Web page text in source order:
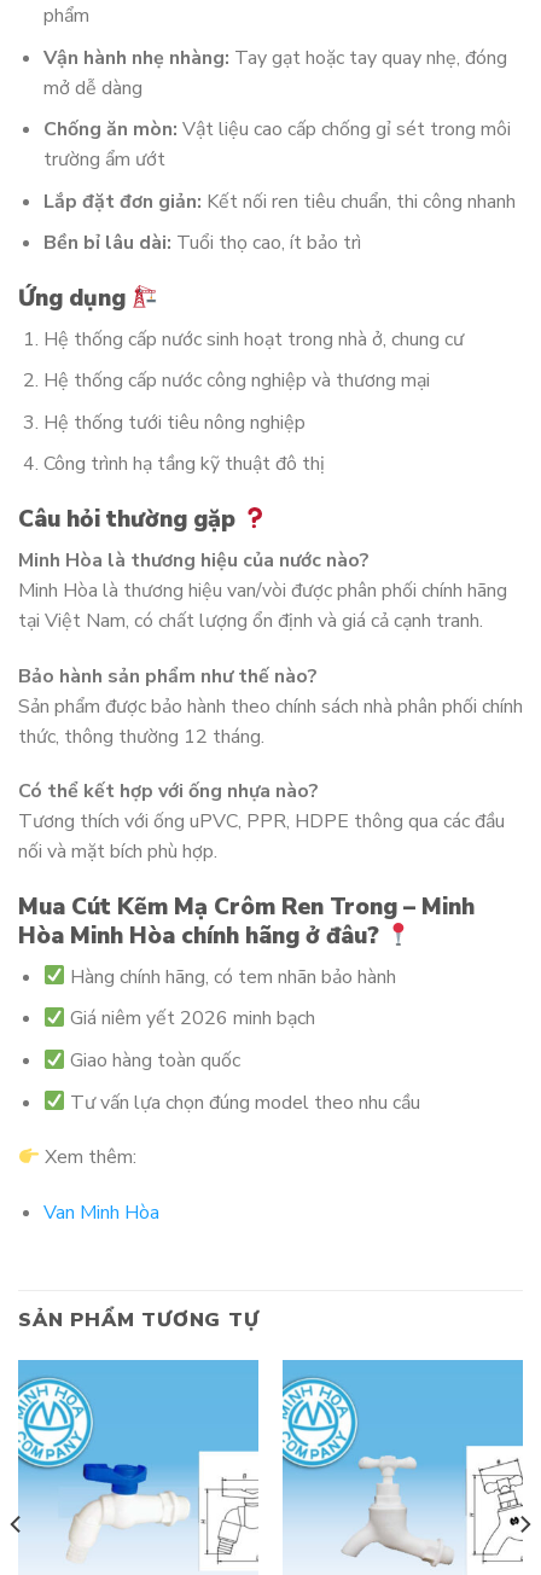
phẩm
Vận hành nhẹ nhàng: Tay gạt hoặc tay quay nhẹ, đóng
mở dễ dàng
Chống ăn mòn: Vật liệu cao cấp chống gỉ sét trong môi
trường ẩm ướt
Lắp đặt đơn giản: Kết nối ren tiêu chuẩn, thi công nhanh
Bền bỉ lâu dài: Tuổi thọ cao, ít bảo trì
Ứng dụng
Hệ thống cấp nước sinh hoạt trong nhà ở, chung cư
Hệ thống cấp nước công nghiệp và thương mại
Hệ thống tưới tiêu nông nghiệp
Công trình hạ tầng kỹ thuật đô thị
Câu hỏi thường gặp
Minh Hòa là thương hiệu của nước nào?
Minh Hòa là thương hiệu van/vòi được phân phối chính hãng
tại Việt Nam, có chất lượng ổn định và giá cả cạnh tranh.
Bảo hành sản phẩm như thế nào?
Sản phẩm được bảo hành theo chính sách nhà phân phối chính
thức, thông thường 12 tháng.
Có thể kết hợp với ống nhựa nào?
Tương thích với ống uPVC, PPR, HDPE thông qua các đầu
nối và mặt bích phù hợp.
Mua Cút Kẽm Mạ Crôm Ren Trong – Minh
Hòa Minh Hòa chính hãng ở đâu?
Hàng chính hãng, có tem nhãn bảo hành
Giá niêm yết 2026 minh bạch
Giao hàng toàn quốc
Tư vấn lựa chọn đúng model theo nhu cầu
Xem thêm:
Van Minh Hòa
SẢN PHẨM TƯƠNG TỰ